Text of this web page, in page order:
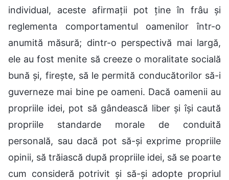
individual, aceste afirmații pot ține în frâu și
reglementa comportamentul oamenilor într-o
anumită măsură; dintr-o perspectivă mai largă,
ele au fost menite să creeze o moralitate socială
bună și, firește, să le permită conducătorilor să-i
guverneze mai bine pe oameni. Dacă oamenii au
propriile idei, pot să gândească liber și își caută
propriile standarde morale de conduită
personală, sau dacă pot să-și exprime propriile
opinii, să trăiască după propriile idei, să se poarte
cum consideră potrivit și să-și adopte propriul